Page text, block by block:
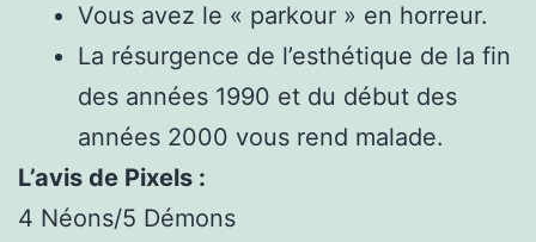
Vous avez le « parkour » en horreur.
La résurgence de l’esthétique de la fin
des années 1990 et du début des
années 2000 vous rend malade.
L’avis de Pixels :
4 Néons/5 Démons